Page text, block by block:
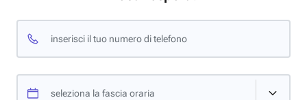
inserisci il tuo numero di telefono
seleziona la fascia oraria